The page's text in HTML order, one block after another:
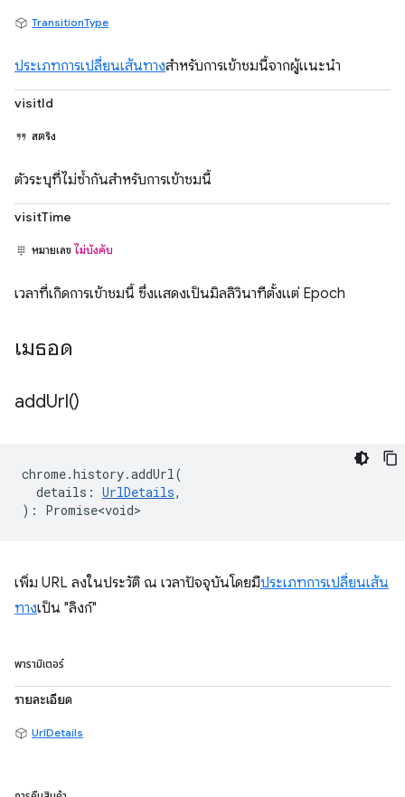
TransitionType
ประเภทการเปลี่ยนเส้นทางสำหรับการเข้าชมนี้จากผู้แนะนำ
visitId
สตริง
ตัวระบุที่ไม่ซ้ำกันสำหรับการเข้าชมนี้
visitTime
หมายเลข ไม่บังคับ
เวลาที่เกิดการเข้าชมนี้ ซึ่งแสดงเป็นมิลลิวินาทีตั้งแต่ Epoch
เมธอด
addUrl()
chrome.history.addUrl(
details : UrlDetails,
) : Promise<void>
เพิ่ม URL ลงในประวัติ ณ เวลาปัจจุบันโดยมีประเภทการเปลี่ยนเส้น
ทางเป็น "ลิงก์"
พารามิเตอร์
รายละเอียด
UrlDetails